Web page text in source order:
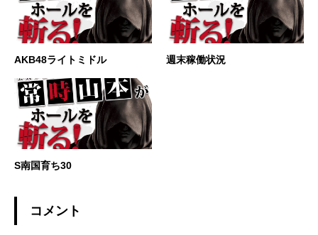
AKB48ライトミドル 週末稼働状況
S南国育ち30
コメント